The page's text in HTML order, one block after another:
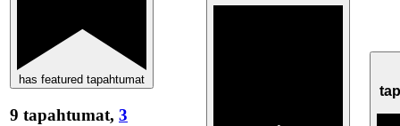
has featured tapahtumat
9 tapahtumat, 3